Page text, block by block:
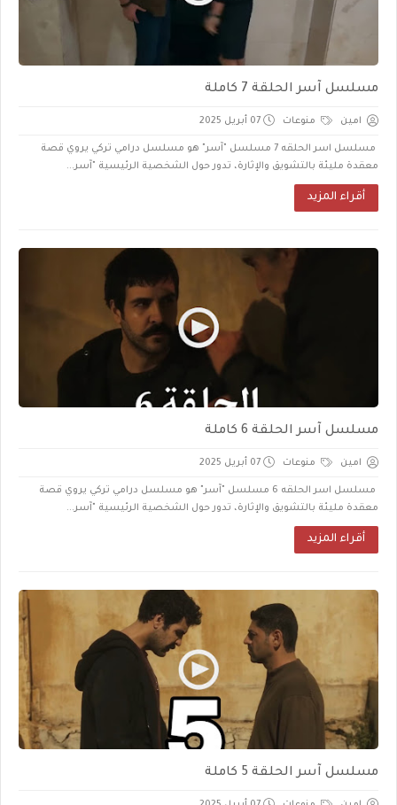
مسلسل آسر الحلقة 7 كاملة
امين منوعات 07 أبريل 2025
مسلسل اسر الحلقه 7 مسلسل "آسر" هو مسلسل درامي تركي يروي قصة
معقدة مليئة بالتشويق والإثارة، تدور حول الشخصية الرئيسية "آسر...
أقراء المزيد
مسلسل آسر الحلقة 6 كاملة
امين منوعات 07 أبريل 2025
مسلسل اسر الحلقه 6 مسلسل "آسر" هو مسلسل درامي تركي يروي قصة
معقدة مليئة بالتشويق والإثارة، تدور حول الشخصية الرئيسية "آسر...
أقراء المزيد
مسلسل آسر الحلقة 5 كاملة